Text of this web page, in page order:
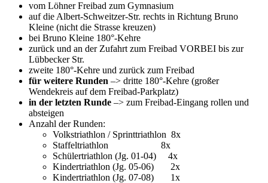
vom Löhner Freibad zum Gymnasium
auf die Albert-Schweitzer-Str. rechts in Richtung Bruno
Kleine (nicht die Strasse kreuzen)
bei Bruno Kleine 180°-Kehre
zurück und an der Zufahrt zum Freibad VORBEI bis zur
Lübbecker Str.
zweite 180°-Kehre und zurück zum Freibad
für weitere Runden –> dritte 180°-Kehre (großer
Wendekreis auf dem Freibad-Parkplatz)
in der letzten Runde –> zum Freibad-Eingang rollen und
absteigen
Anzahl der Runden:
Volkstriathlon / Sprinttriathlon 8x
Staffeltriathlon 8x
Schülertriathlon (Jg. 01-04) 4x
Kindertriathlon (Jg. 05-06) 2x
Kindertriathlon (Jg. 07-08) 1x